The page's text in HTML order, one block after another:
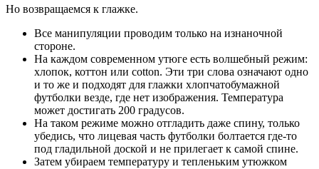
Но возвращаемся к глажке.
Все манипуляции проводим только на изнаночной
стороне.
На каждом современном утюге есть волшебный режим:
хлопок, коттон или cotton. Эти три слова означают одно
и то же и подходят для глажки хлопчатобумажной
футболки везде, где нет изображения. Температура
может достигать 200 градусов.
На таком режиме можно отгладить даже спину, только
убедись, что лицевая часть футболки болтается где-то
под гладильной доской и не прилегает к самой спине.
Затем убираем температуру и тепленьким утюжком